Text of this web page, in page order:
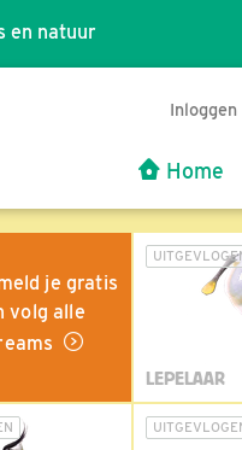
en natuur
Inloggen
Home
je gratis
volg alle
LEPELAAR